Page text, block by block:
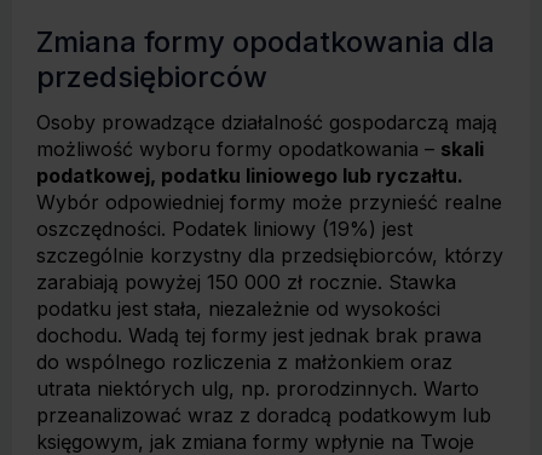
Zmiana formy opodatkowania dla
przedsiębiorców
Osoby prowadzące działalność gospodarczą mają
możliwość wyboru formy opodatkowania – skali
podatkowej, podatku liniowego lub ryczałtu.
Wybór odpowiedniej formy może przynieść realne
oszczędności. Podatek liniowy (19%) jest
szczególnie korzystny dla przedsiębiorców, którzy
zarabiają powyżej 150 000 zł rocznie. Stawka
podatku jest stała, niezależnie od wysokości
dochodu. Wadą tej formy jest jednak brak prawa
do wspólnego rozliczenia z małżonkiem oraz
utrata niektórych ulg, np. prorodzinnych. Warto
przeanalizować wraz z doradcą podatkowym lub
księgowym, jak zmiana formy wpłynie na Twoje